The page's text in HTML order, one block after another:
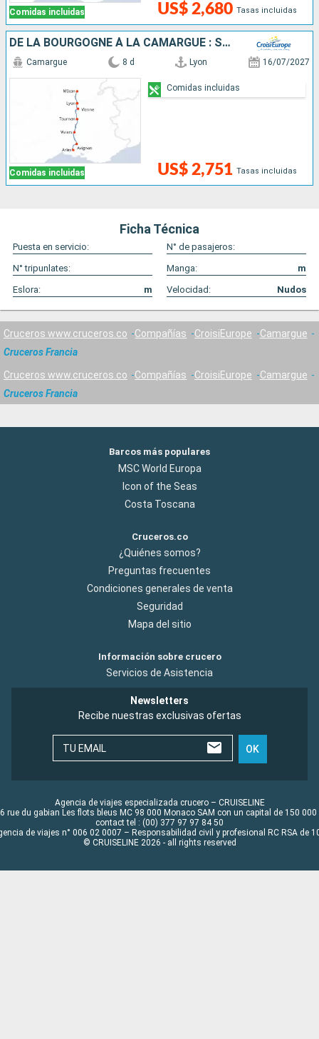
Comidas incluidas US$ 2,680 Tasas incluidas
DE LA BOURGOGNE À LA CAMARGUE : SUR LA SAÔNE ET LE RHÔNE
Comidas incluidas
Camargue 8 d Lyon 16/07/2027
US$ 2,751 Tasas incluidas
Comidas incluidas
Ficha Técnica
Puesta en servicio:
N° de pasajeros:
N° tripunlates:
Manga:
m
Eslora:
m Velocidad: Nudos
Cruceros www.cruceros.co Compañías CroisiEurope
Camargue
Cruceros Francia
Cruceros www.cruceros.co Compañías CroisiEurope
Camargue
Cruceros Francia
Barcos más populares
MSC World Europa
Icon of the Seas
Costa Toscana
Cruceros.co
¿Quiénes somos?
Preguntas frecuentes
Condiciones generales de venta
Seguridad
Mapa del sitio
Información sobre crucero
Servicios de Asistencia
Newsletters
Recibe nuestras exclusivas ofertas
TU EMAIL OK
Agencia de viajes especializada crucero – CRUISELINE
rue du gabian Les flots bleus MC 98 000 Monaco SAM con un capital de 150 000
contact tel : (00) 377 97 97 84 50
de viajes n° 006 02 0007 – Responsabilidad civil y profesional RC RSA de
© CRUISELINE 2026 - all rights reserved